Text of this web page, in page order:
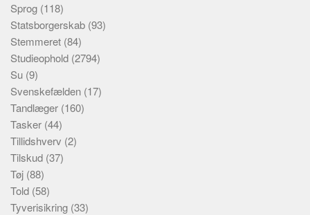
Sprog (118)
Statsborgerskab (93)
Stemmeret (84)
Studieophold (2794)
Su (9)
Svenskefælden (17)
Tandlæger (160)
Tasker (44)
Tillidshverv (2)
Tilskud (37)
Tøj (88)
Told (58)
Tyverisikring (33)